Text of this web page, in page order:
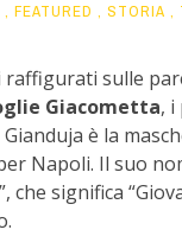
, FEATURED , STORIA ,
raffigurati sulle
Giacometta, i
è la
Napoli. Il suo
che significa